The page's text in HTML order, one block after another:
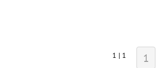
1 | 1
1